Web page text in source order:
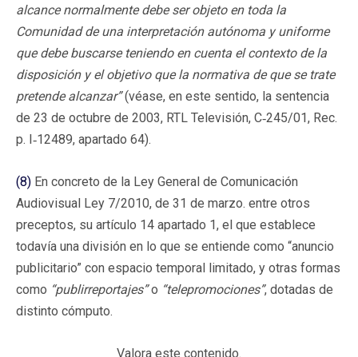
alcance normalmente debe ser objeto en toda la
Comunidad de una interpretación autónoma y uniforme
que debe buscarse teniendo en cuenta el contexto de la
disposición y el objetivo que la normativa de que se trate
pretende alcanzar”(véase, en este sentido, la sentencia
de 23 de octubre de 2003, RTL Televisión, C‑245/01, Rec.
p. I‑12489, apartado 64).
(8) En concreto de la Ley General de Comunicación
Audiovisual Ley 7/2010, de 31 de marzo. entre otros
preceptos, su artículo 14 apartado 1, el que establece
todavía una división en lo que se entiende como “anuncio
publicitario” con espacio temporal limitado, y otras formas
como “publirreportajes”o “telepromociones”, dotadas de
distinto cómputo.
Valora este contenido.